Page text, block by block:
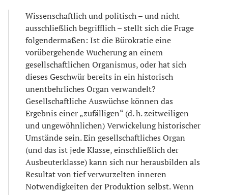
Wissenschaftlich und politisch – und nicht
ausschließlich begrifflich – stellt sich die Frage
folgendermaßen: Ist die Bürokratie eine
vorübergehende Wucherung an einem
gesellschaftlichen Organismus, oder hat sich
dieses Geschwür bereits in ein historisch
unentbehrliches Organ verwandelt?
Gesellschaftliche Auswüchse können das
Ergebnis einer „zufälligen“ (d. h. zeitweiligen
und ungewöhnlichen) Verwickelung historischer
Umstände sein. Ein gesellschaftliches Organ
(und das ist jede Klasse, einschließlich der
Ausbeuterklasse) kann sich nur herausbilden als
Resultat von tief verwurzelten inneren
Notwendigkeiten der Produktion selbst. Wenn